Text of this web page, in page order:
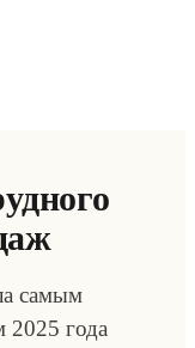
самым
2025 года